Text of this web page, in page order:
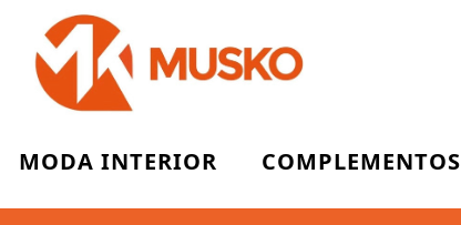
MODA INTERIOR COMPLEMENTOS